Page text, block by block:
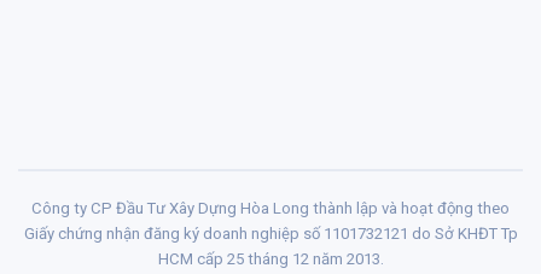
Công ty CP Đầu Tư Xây Dựng Hòa Long thành lập và hoạt động theo
Giấy chứng nhận đăng ký doanh nghiệp số 1101732121 do Sở KHĐT Tp
HCM cấp 25 tháng 12 năm 2013.